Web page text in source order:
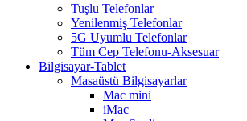
Tuşlu Telefonlar
Yenilenmiş Telefonlar
5G Uyumlu Telefonlar
Tüm Cep Telefonu-Aksesuar
Bilgisayar-Tablet
Masaüstü Bilgisayarlar
Mac mini
iMac